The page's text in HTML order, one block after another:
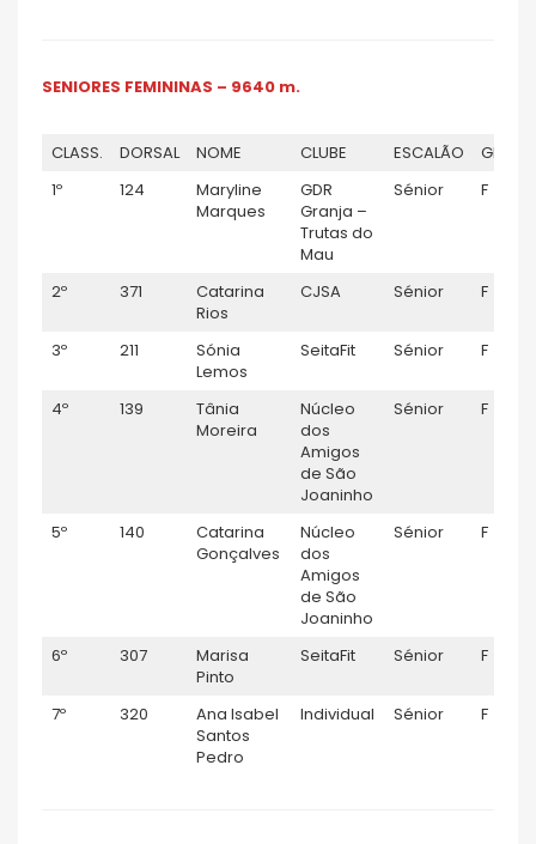
SENIORES FEMININAS – 9640 m.
CLASS. DORSAL NOME CLUBE ESCALÃO
1º
124
Maryline
Marques
GDR
Granja –
Trutas do
Mau
Sénior F
2º 371
Catarina
Rios
CJSA Sénior F
3º 211
Sónia
Lemos
SeitaFit Sénior F
4º 139
Tânia
Moreira
Núcleo
dos
Amigos
de São
Joaninho
Sénior F
5º 140
Catarina
Gonçalves
Núcleo
dos
Amigos
de São
Joaninho
Sénior F
6º 307
Marisa
Pinto
SeitaFit Sénior F
7º 320
Ana Isabel
Santos
Pedro
Individual Sénior F